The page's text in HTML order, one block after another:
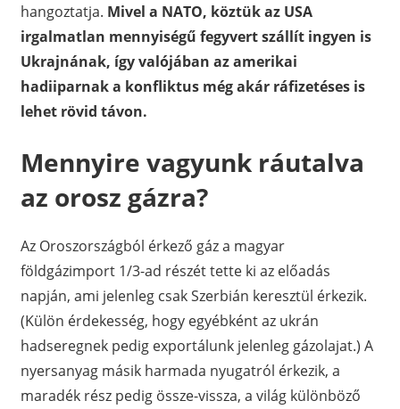
hangoztatja. Mivel a NATO, köztük az USA
irgalmatlan mennyiségű fegyvert szállít ingyen is
Ukrajnának, így valójában az amerikai
hadiiparnak a konfliktus még akár ráfizetéses is
lehet rövid távon.
Mennyire vagyunk ráutalva
az orosz gázra?
Az Oroszországból érkező gáz a magyar
földgázimport 1/3-ad részét tette ki az előadás
napján, ami jelenleg csak Szerbián keresztül érkezik.
(Külön érdekesség, hogy egyébként az ukrán
hadseregnek pedig exportálunk jelenleg gázolajat.) A
nyersanyag másik harmada nyugatról érkezik, a
maradék rész pedig össze-vissza, a világ különböző